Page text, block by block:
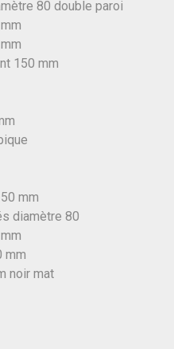
80 double paroi
150 mm
mm
diamètre 80
mm
noir mat